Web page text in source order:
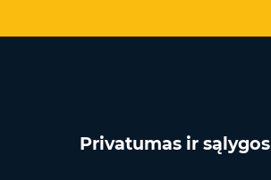
Privatumas ir sąlygos